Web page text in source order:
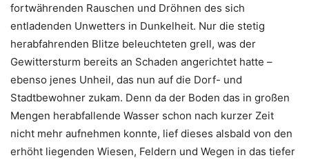
fortwährenden Rauschen und Dröhnen des sich
entladenden Unwetters in Dunkelheit. Nur die stetig
herabfahrenden Blitze beleuchteten grell, was der
Gewittersturm bereits an Schaden angerichtet hatte –
ebenso jenes Unheil, das nun auf die Dorf- und
Stadtbewohner zukam. Denn da der Boden das in großen
Mengen herabfallende Wasser schon nach kurzer Zeit
nicht mehr aufnehmen konnte, lief dieses alsbald von den
erhöht liegenden Wiesen, Feldern und Wegen in das tiefer